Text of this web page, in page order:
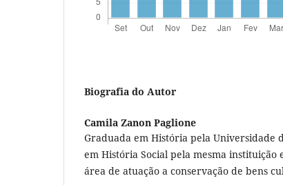
Biografia do Autor
Camila Zanon Paglione
Graduada em História pela Universidade
em História Social pela mesma instituição
área de atuação a conservação de bens